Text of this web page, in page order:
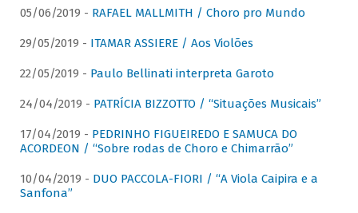
05/06/2019 - RAFAEL MALLMITH / Choro pro Mundo
29/05/2019 - ITAMAR ASSIERE / Aos Violões
22/05/2019 - Paulo Bellinati interpreta Garoto
24/04/2019 - PATRÍCIA BIZZOTTO / “Situações Musicais”
17/04/2019 - PEDRINHO FIGUEIREDO E SAMUCA DO
ACORDEON / “Sobre rodas de Choro e Chimarrão”
10/04/2019 - DUO PACCOLA-FIORI / “A Viola Caipira e a
Sanfona”